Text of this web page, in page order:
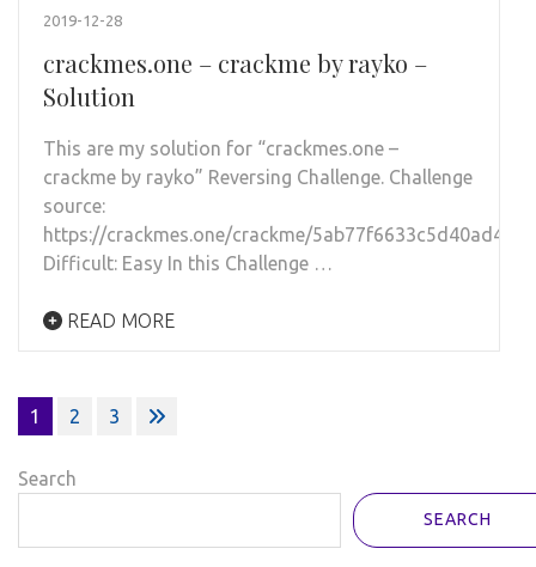
2019-12-28
crackmes.one – crackme by rayko –
Solution
This are my solution for “crackmes.one –
crackme by rayko” Reversing Challenge. Challenge
source:
https://crackmes.one/crackme/
Difficult: Easy In this Challenge …
READ MORE
Posts
pagination
1 2 3
Search
SEARCH